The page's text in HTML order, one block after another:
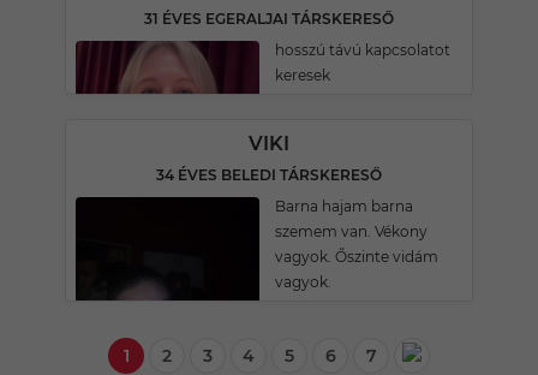
31 ÉVES EGERALJAI TÁRSKERESŐ
hosszú távú kapcsolatot
keresek
VIKI
34 ÉVES BELEDI TÁRSKERESŐ
Barna hajam barna
szemem van. Vékony
vagyok. Őszinte vidám
vagyok.
1 2 3 4 5 6 7